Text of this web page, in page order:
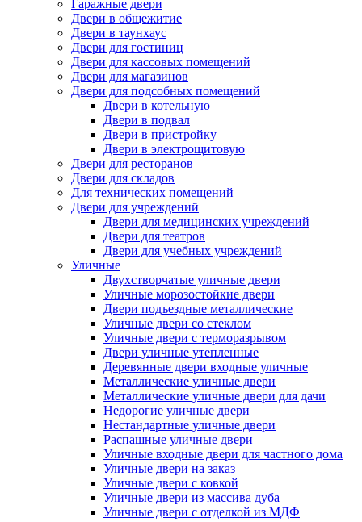
Гаражные двери
Двери в общежитие
Двери в таунхаус
Двери для гостиниц
Двери для кассовых помещений
Двери для магазинов
Двери для подсобных помещений
Двери в котельную
Двери в подвал
Двери в пристройку
Двери в электрощитовую
Двери для ресторанов
Двери для складов
Для технических помещений
Двери для учреждений
Двери для медицинских учреждений
Двери для театров
Двери для учебных учреждений
Уличные
Двухстворчатые уличные двери
Уличные морозостойкие двери
Двери подъездные металлические
Уличные двери со стеклом
Уличные двери с терморазрывом
Двери уличные утепленные
Деревянные двери входные уличные
Металлические уличные двери
Металлические уличные двери для дачи
Недорогие уличные двери
Нестандартные уличные двери
Распашные уличные двери
Уличные входные двери для частного дома
Уличные двери на заказ
Уличные двери с ковкой
Уличные двери из массива дуба
Уличные двери с отделкой из МДФ